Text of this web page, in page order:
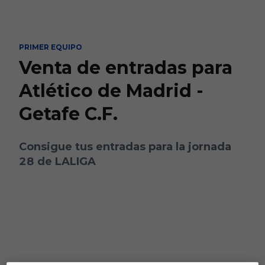
PRIMER EQUIPO
Venta de entradas para
Atlético de Madrid -
Getafe C.F.
Consigue tus entradas para la jornada
28 de LALIGA